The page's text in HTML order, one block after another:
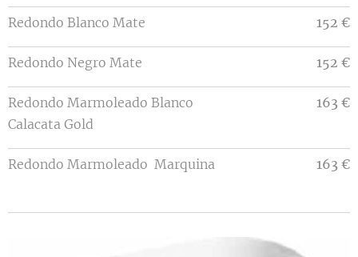
Redondo Blanco Mate 152 €
Redondo Negro Mate 152 €
Redondo Marmoleado Blanco
Calacata Gold
163 €
Redondo Marmoleado Marquina 163 €